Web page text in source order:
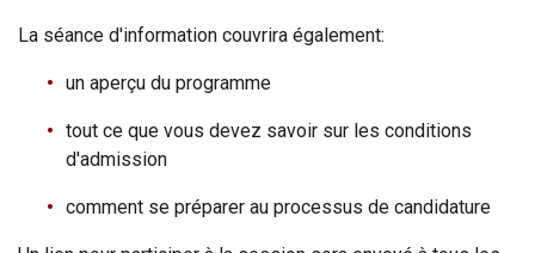
La séance d'information couvrira également:
un aperçu du programme
tout ce que vous devez savoir sur les conditions
d'admission
comment se préparer au processus de candidature